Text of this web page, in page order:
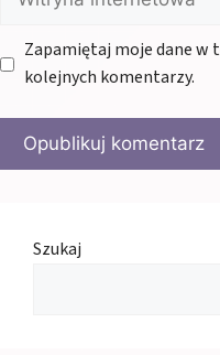
internetowa
Zapamiętaj moje dane w
kolejnych komentarzy.
Szukaj